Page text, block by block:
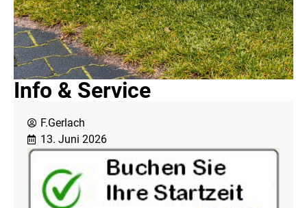
Info & Service
F.Gerlach
13. Juni 2026